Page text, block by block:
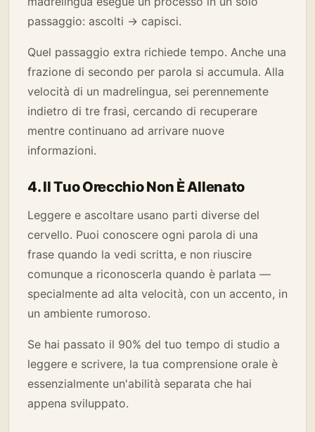
passaggio: ascolti → capisci.
Quel passaggio extra richiede tempo. Anche una
frazione di secondo per parola si accumula. Alla
velocità di un madrelingua, sei perennemente
indietro di tre frasi, cercando di recuperare
mentre continuano ad arrivare nuove
informazioni.
4. Il Tuo Orecchio Non È Allenato
Leggere e ascoltare usano parti diverse del
cervello. Puoi conoscere ogni parola di una
frase quando la vedi scritta, e non riuscire
comunque a riconoscerla quando è parlata —
specialmente ad alta velocità, con un accento, in
un ambiente rumoroso.
Se hai passato il 90% del tuo tempo di studio a
leggere e scrivere, la tua comprensione orale è
essenzialmente un'abilità separata che hai
appena sviluppato.